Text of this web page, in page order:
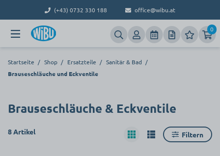
(+43) 0732 330 188 office@wibu.at
0
Startseite / Shop / Ersatzteile / Sanitär & Bad /
Brauseschläuche und Eckventile
Brauseschläuche & Eckventile
8 Artikel Filtern